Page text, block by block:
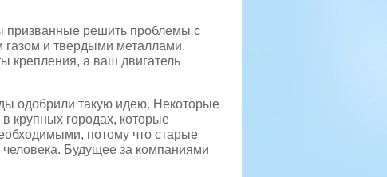
призванные решить проблемы с
газом и твердыми металлами.
крепления, а ваш двигатель
одобрили такую идею. Некоторые
в крупных городах, которые
потому что старые
Будущее за компаниями